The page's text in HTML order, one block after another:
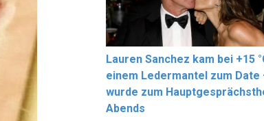
Lauren Sanchez kam bei +15
einem Ledermantel zum Date
wurde zum
Abends